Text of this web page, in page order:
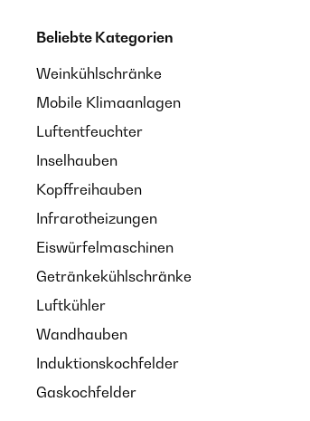
Beliebte Kategorien
Weinkühlschränke
Mobile Klimaanlagen
Luftentfeuchter
Inselhauben
Kopffreihauben
Infrarotheizungen
Eiswürfelmaschinen
Getränkekühlschränke
Luftkühler
Wandhauben
Induktionskochfelder
Gaskochfelder